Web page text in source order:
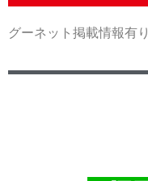
グーネット掲載情報有り